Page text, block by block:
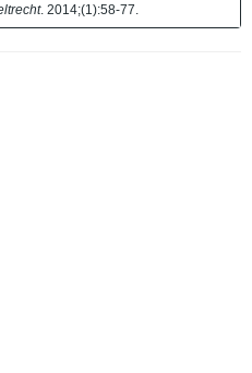
. 2014;(1):58-77.